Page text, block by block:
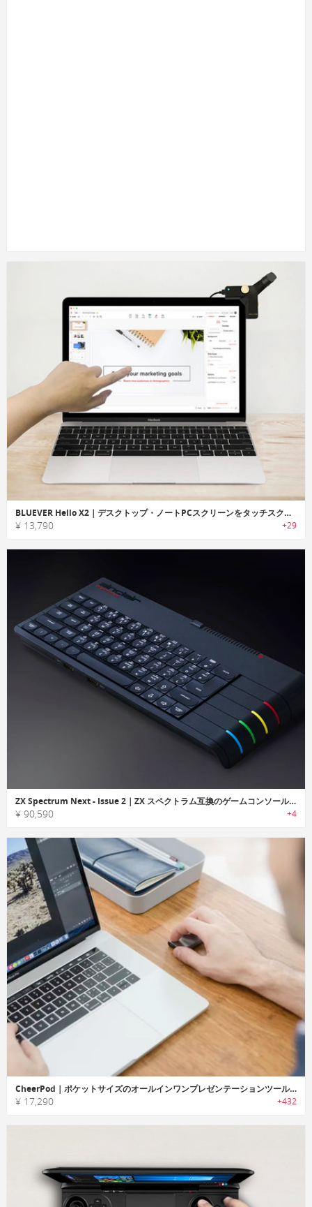
BLUEVER Hello X2｜デスクトップ・ノートPCスクリーンをタッチスクリーン化するインタラクティブデバイス「ブルーバーハローX2」
¥ 13,790 +29
ZX Spectrum Next - Issue 2｜ZX スペクトラム互換のゲームコンソール「イシュー2」
¥ 90,590 +4
CheerPod｜ポケットサイズのオールインワンプレゼンテーションツール「チアーポッド」
¥ 17,290 +432